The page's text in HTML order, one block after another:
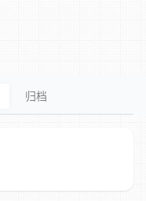
归档